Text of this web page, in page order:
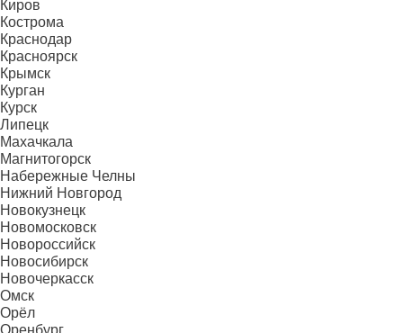
Киров
Кострома
Краснодар
Красноярск
Крымск
Курган
Курск
Липецк
Махачкала
Магнитогорск
Набережные Челны
Нижний Новгород
Новокузнецк
Новомосковск
Новороссийск
Новосибирск
Новочеркасск
Омск
Орёл
Оренбург